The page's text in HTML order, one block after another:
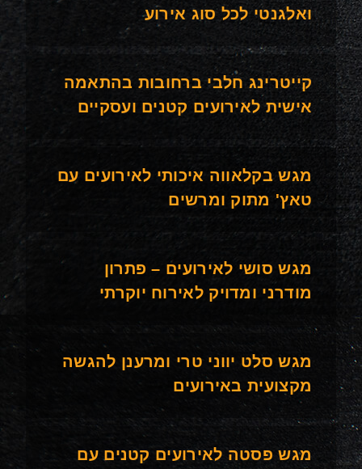
ואלגנטי לכל סוג אירוע
קייטרינג חלבי ברחובות בהתאמה
אישית לאירועים קטנים ועסקיים
מגש בקלאווה איכותי לאירועים עם
טאץ' מתוק ומרשים
מגש סושי לאירועים – פתרון
מודרני ומדויק לאירוח יוקרתי
מגש סלט יווני טרי ומרענן להגשה
מקצועית באירועים
מגש פסטה לאירועים קטנים עם